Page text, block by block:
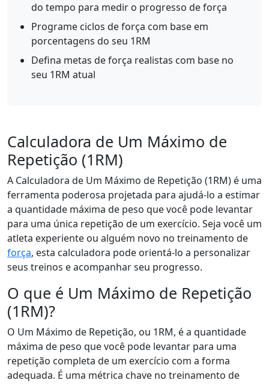
do tempo para medir o progresso de força
Programe ciclos de força com base em
porcentagens do seu 1RM
Defina metas de força realistas com base no
seu 1RM atual
Calculadora de Um Máximo de
Repetição (1RM)
A Calculadora de Um Máximo de Repetição (1RM) é uma
ferramenta poderosa projetada para ajudá-lo a estimar
a quantidade máxima de peso que você pode levantar
para uma única repetição de um exercício. Seja você um
atleta experiente ou alguém novo no treinamento de
força, esta calculadora pode orientá-lo a personalizar
seus treinos e acompanhar seu progresso.
O que é Um Máximo de Repetição
(1RM)?
O Um Máximo de Repetição, ou 1RM, é a quantidade
máxima de peso que você pode levantar para uma
repetição completa de um exercício com a forma
adequada. É uma métrica chave no treinamento de